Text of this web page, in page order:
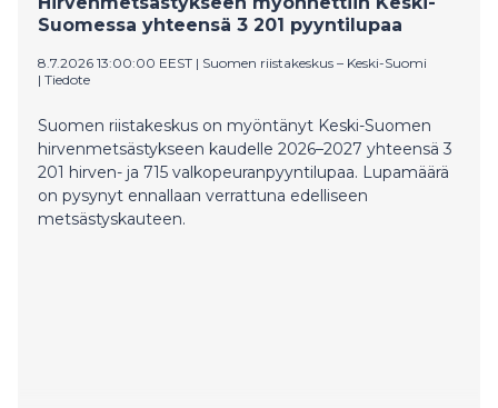
Suomessa yhteensä 3 201 pyyntilupaa
8.7.2026 13:00:00 EEST | Suomen riistakeskus – Keski-Suomi
| Tiedote
Suomen riistakeskus on myöntänyt Keski-Suomen
hirvenmetsästykseen kaudelle 2026–2027 yhteensä 3
201 hirven- ja 715 valkopeuranpyyntilupaa. Lupamäärä
on pysynyt ennallaan verrattuna edelliseen
metsästyskauteen.